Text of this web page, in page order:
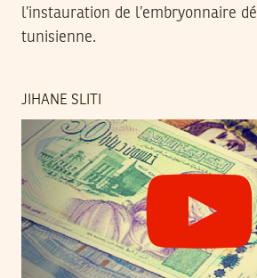
l’instauration de l’embryonnaire
tunisienne.
JIHANE SLITI